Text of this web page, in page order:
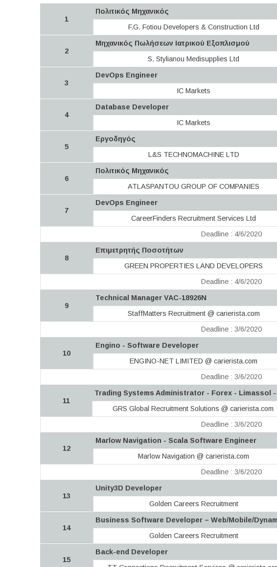
1
Πολιτικός Μηχανικός
F.G. Fotiou Developers & Construction Ltd
2
Μηχανικός Πωλήσεων Ιατρικού Εξοπλισμού
S. Stylianou Medisupplies Ltd
3
DevOps Engineer
IC Markets
4
Database Developer
IC Markets
5
Εργοδηγός
L&S TECHNOMACHINE LTD
6
Πολιτικός Μηχανικός
ATLASPANTOU GROUP OF COMPANIES
7
DevOps Engineer
CareerFinders Recruitment Services Ltd
Deadline : 4/6/2020
8
Επιμετρητής Ποσοτήτων
GREEN PROPERTIES LAND DEVELOPERS
Deadline : 4/6/2020
9
Technical Manager VAC-18926N
StaffMatters Recruitment @ carierista.com
Deadline : 3/6/2020
10
Engino - Software Developer
ENGINO-NET LIMITED @ carierista.com
Deadline : 3/6/2020
11
Trading Systems Administrator - Forex - Limassol -
GRS Global Recruitment Solutions @ carierista.com
Deadline : 3/6/2020
12
Marlow Navigation - Scala Software Engineer
Marlow Navigation @ carierista.com
Deadline : 3/6/2020
13
Unity3D Developer
Golden Careers Recruitment
14
Business Software Developer – Web/Mobile/
Golden Careers Recruitment
15
Back-end Developer